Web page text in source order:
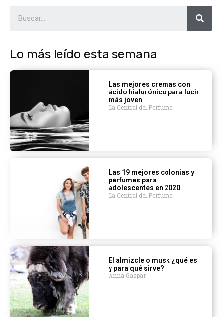
Lo más leído esta semana
Las mejores cremas con
ácido hialurónico para lucir
más joven
La Central del Perfume
Las 19 mejores colonias y
perfumes para
adolescentes en 2020
La Central del Perfume
El almizcle o musk ¿qué es
y para qué sirve?
Anna Gaspar